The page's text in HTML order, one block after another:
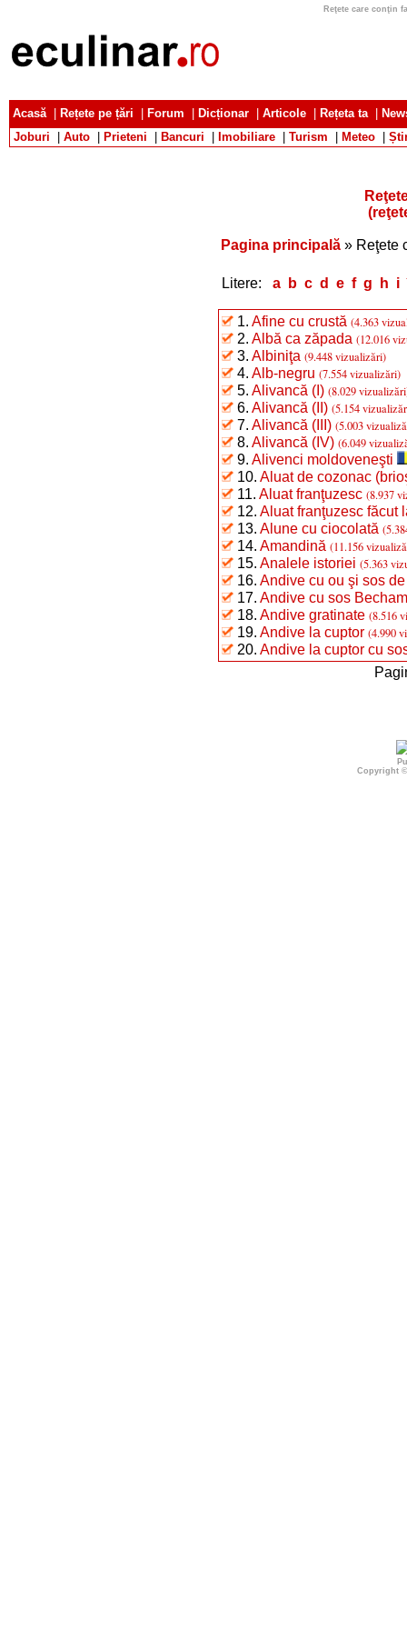
Reţete care conţin
Acasă| Rețete pe țări Forum Dicționar Articole Rețeta ta|
Joburi
Auto Prieteni Bancuri Imobiliare Turism Meteo
Pagina principală » Reţete
Litere: a b c d e f g h i
1. Afine cu crustă (4.363
2. Albă ca zăpada (12.016
3. Albiniţa (9.448 vizualizări)
4. Alb-negru (7.554 vizualizări)
5. Alivancă (I) (8.029
6. Alivancă (II) (5.154
7. Alivancă (III) (5.003
8. Alivancă (IV) (6.049
9. Alivenci moldoveneşti
10. Aluat de cozonac
11. Aluat franţuzesc (8.937
12. Aluat franţuzesc făcut
13. Alune cu ciocolată
14. Amandină (11.156
15. Analele istoriei (5.363
16. Andive cu ou şi sos
17. Andive cu sos
18. Andive gratinate (8.516
19. Andive la cuptor (4.990
20. Andive la cuptor cu
Copyright